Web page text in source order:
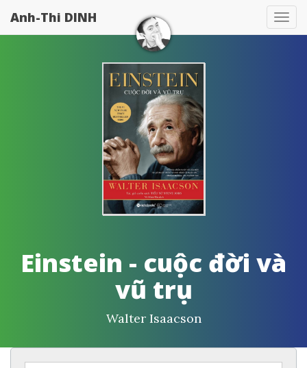
Anh-Thi DINH
Einstein - cuộc đời và
vũ trụ
Walter Isaacson